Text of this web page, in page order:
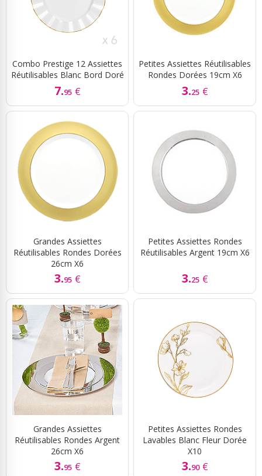
Combo Prestige 12 Assiettes
Réutilisables Blanc Bord Doré
7.95 €
Petites Assiettes Réutilisables
Rondes Dorées 19cm X6
3.25 €
Grandes Assiettes
Réutilisables Rondes Dorées
26cm X6
3.95 €
Petites Assiettes Rondes
Réutilisables Argent 19cm X6
3.25 €
Grandes Assiettes
Réutilisables Rondes Argent
26cm X6
3.95 €
Petites Assiettes Rondes
Lavables Blanc Fleur Dorée
X10
3.90 €